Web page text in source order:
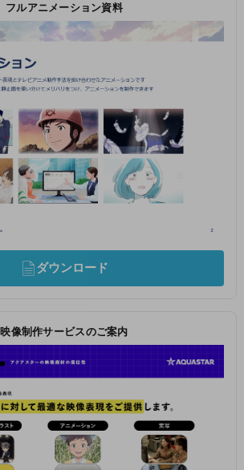
フルアニメーション資料
ダウンロード
映像制作サービスのご案内